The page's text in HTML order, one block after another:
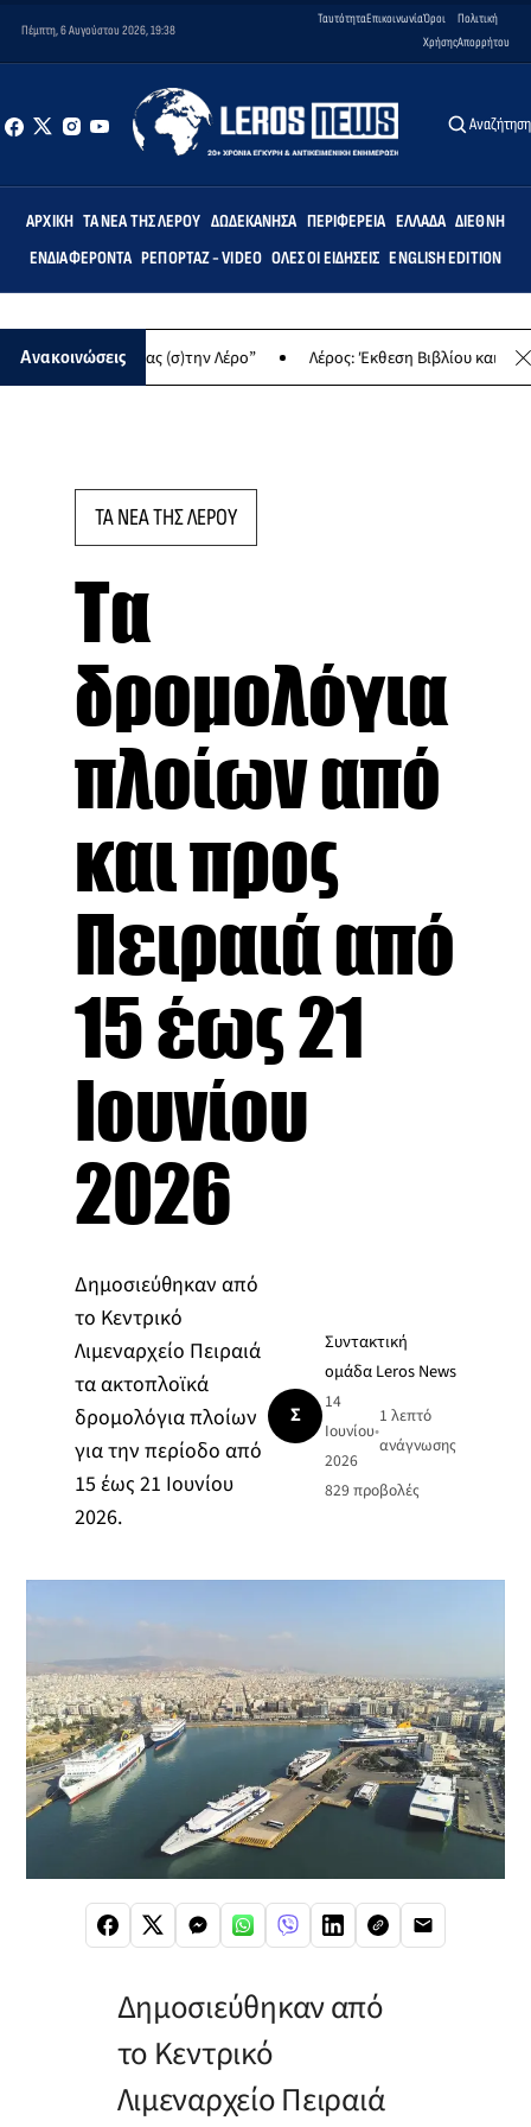
Πέμπτη, 6 Αυγούστου 2026, 19:38
ΤαυτότηταΕπικοινωνίαΌροι
Χρήσης
Πολιτική
Απορρήτου
Αναζήτηση
ΑΡΧΙΚΉ ΤΑ ΝΈΑ ΤΗΣ ΛΈΡΟΥ ΔΩΔΕΚΆΝΗΣΑ ΠΕΡΙΦΈΡΕΙΑ ΕΛΛΆΔΑ ΔΙΕΘΝΉ
ΕΝΔΙΑΦΈΡΟΝΤΑ ΡΕΠΟΡΤΆΖ - VIDEO ΌΛΕΣ ΟΙ ΕΙΔΉΣΕΙΣ ENGLISH EDITION
Ανακοινώσεις
“Δημιουργώντας (σ)την Λέρο” Λέρος: Έκθεση Βιβλίου και
ΤΑ ΝΕΑ ΤΗΣ ΛΕΡΟΥ
Τα
δρομολόγια
πλοίων από
και προς
Πειραιά από
15 έως 21
Ιουνίου
2026
Δημοσιεύθηκαν από
το Κεντρικό
Λιμεναρχείο Πειραιά
τα ακτοπλοϊκά
δρομολόγια πλοίων
για την περίοδο από
15 έως 21 Ιουνίου
2026.
Σ
Συντακτική
ομάδα Leros News
14
Ιουνίου
2026
•
1 λεπτό
ανάγνωσης
829 προβολές
Δημοσιεύθηκαν από
το Κεντρικό
Λιμεναρχείο Πειραιά